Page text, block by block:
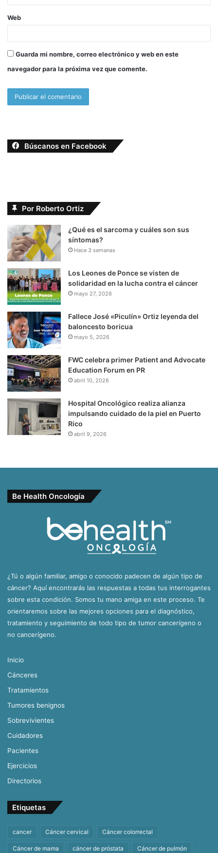
Web
Guarda mi nombre, correo electrónico y web en este
navegador para la próxima vez que comente.
Búscanos en Facebook
Por Roberto Ortiz
¿Qué es el sarcoma y cuáles son sus
síntomas?
Hace 3 semanas
Los Leones de Ponce se visten de
solidaridad en la lucha contra el cáncer
mayo 27, 2026
Fallece José «Piculín» Ortiz leyenda del
baloncesto boricua
mayo 5, 2026
FWC celebra primer Patient and Advocate
Education Forum en PR
abril 10, 2026
Hospital Oncológico realiza alianza
impulsando cuidado de la piel en Puerto
Rico
abril 9, 2026
Be Health Oncología
¿Tú o algún familiar, amigo o conocido padecen de algún tipo de
cáncer? Aquí encontrarás las respuestas a todas tus interrogantes
sobre esta condición. Somos tu mano amiga en este proceso. Te
orientaremos sobre las mejores opciones para el diagnóstico,
tratamiento y seguimiento de todo tipo de tumor cancerígeno o
no cancerígeno.
Inicio
Cánceres
Tratamientos
Tumores benignos
Sobrevivientes
Cuidadores
Pacientes
Ejercicios
Directorios
Etiquetas
cancer Cáncer cervical Cáncer colorrectal
Cáncer de mama cáncer de próstata Cáncer de pulmón